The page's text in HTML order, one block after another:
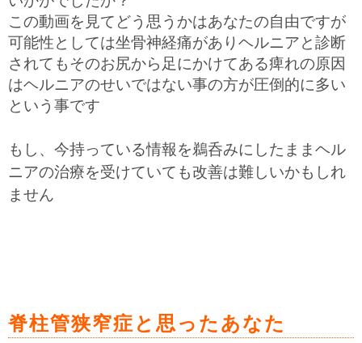
この動画を見てどう思うかはあなたの自由ですが
可能性としては坐骨神経痛がありヘルニアと診断
されてもそのお尻から足にかけてある痺れの原因
はヘルニアのせいではない事の方が圧倒的に多い
という事です
もし、今持っている情報を鵜呑みにしたままヘル
ニアの治療を受けていても改善は難しいかもしれ
ません
脊柱管狭窄症と思ったあなた